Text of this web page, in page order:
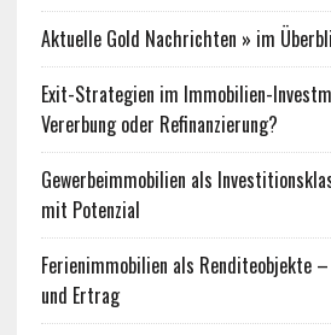
Aktuelle Gold Nachrichten » im
Exit-Strategien im Immobilien-
Vererbung oder Refinanzierung?
Gewerbeimmobilien als
mit Potenzial
Ferienimmobilien als Renditeobjekte
und Ertrag